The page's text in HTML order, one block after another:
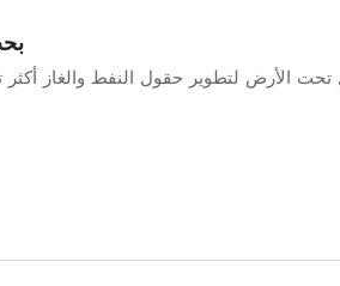
الأرض لتطوير حقول النفط والغاز أكثر